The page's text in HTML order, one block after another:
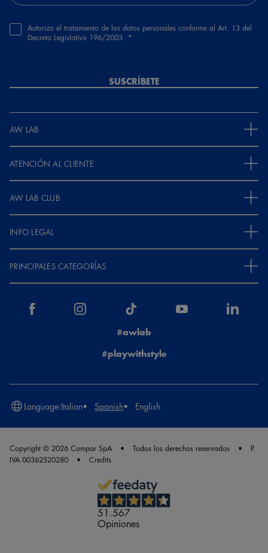
Autorizo el tratamiento de los datos personales conforme al Art. 13 del
Decreto Legislativo 196/2003
SUSCRÍBETE
AW LAB
ATENCIÓN AL CLIENTE
AW LAB CLUB
INFO LEGAL
PRINCIPALES CATEGORÍAS
#awlab
#playwithstyle
Language:Italian Spanish English
Copyright © 2026 Compar SpA Todos los derechos reservados
P.
IVA 00362520280
Credits
51.567
Opiniones